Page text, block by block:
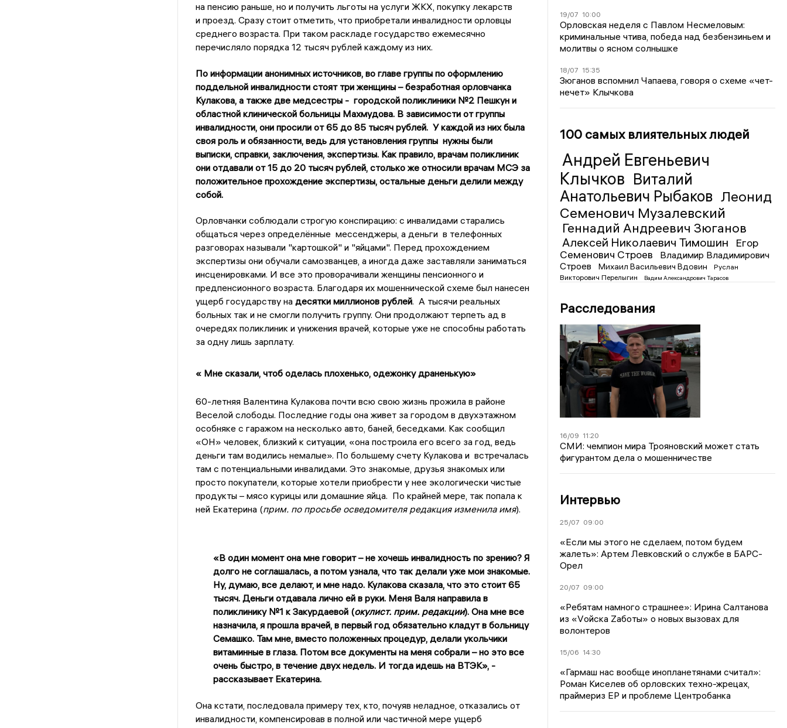
на пенсию раньше, но и получить льготы на услуги ЖКХ, покупку лекарств
и проезд. Сразу стоит отметить, что приобретали инвалидности орловцы
среднего возраста. При таком раскладе государство ежемесячно
перечисляло порядка 12 тысяч рублей каждому из них.
По информации анонимных источников, во главе группы по оформлению
поддельной инвалидности стоят три женщины – безработная орловчанка
Кулакова, а также две медсестры - городской поликлиники №2 Пешкун и
областной клинической больницы Махмудова. В зависимости от группы
инвалидности, они просили от 65 до 85 тысяч рублей. У каждой из них была
своя роль и обязанности, ведь для установления группы нужны были
выписки, справки, заключения, экспертизы. Как правило, врачам поликлиник
они отдавали от 15 до 20 тысяч рублей, столько же относили врачам МСЭ за
положительное прохождение экспертизы, остальные деньги делили между
собой.
Орловчанки соблюдали строгую конспирацию: с инвалидами старались
общаться через определённые мессенджеры, а деньги в телефонных
разговорах называли "картошкой" и "яйцами". Перед прохождением
экспертизы они обучали самозванцев, а иногда даже заставляли заниматься
инсценировками. И все это проворачивали женщины пенсионного и
предпенсионного возраста. Благодаря их мошеннической схеме был нанесен
ущерб государству на десятки миллионов рублей. А тысячи реальных
больных так и не смогли получить группу. Они продолжают терпеть ад в
очередях поликлиник и унижения врачей, которые уже не способны работать
за одну лишь зарплату.
« Мне сказали, чтоб оделась плохенько, одежонку драненькую»
60-летняя Валентина Кулакова почти всю свою жизнь прожила в районе
Веселой слободы. Последние годы она живет за городом в двухэтажном
особняке с гаражом на несколько авто, баней, беседками. Как сообщил
«ОН» человек, близкий к ситуации, «она построила его всего за год, ведь
деньги там водились немалые». По большему счету Кулакова и встречалась
там с потенциальными инвалидами. Это знакомые, друзья знакомых или
просто покупатели, которые хотели приобрести у нее экологически чистые
продукты – мясо курицы или домашние яйца. По крайней мере, так попала к
ней Екатерина (прим. по просьбе осведомителя редакция изменила имя).
«В один момент она мне говорит – не хочешь инвалидность по зрению? Я
долго не соглашалась, а потом узнала, что так делали уже мои знакомые.
Ну, думаю, все делают, и мне надо. Кулакова сказала, что это стоит 65
тысяч. Деньги отдавала лично ей в руки. Меня Валя направила в
поликлинику №1 к Закурдаевой (окулист. прим. редакции). Она мне все
назначила, я прошла врачей, в первый год обязательно кладут в больницу
Семашко. Там мне, вместо положенных процедур, делали укольчики
витаминные в глаза. Потом все документы на меня собрали – но это все
очень быстро, в течение двух недель. И тогда идешь на ВТЭК», -
рассказывает Екатерина.
Она кстати, последовала примеру тех, кто, почуяв неладное, отказались от
инвалидности, компенсировав в полной или частичной мере ущерб
19/07 10:00
Орловская неделя с Павлом Несмеловым:
криминальные чтива, победа над безбензиньем и
молитвы о ясном солнышке
18/07 15:35
Зюганов вспомнил Чапаева, говоря о схеме «чет-
нечет» Клычкова
100 самых влиятельных людей
Андрей Евгеньевич
Клычков Виталий
Анатольевич Рыбаков Леонид
Семенович Музалевский
Геннадий Андреевич Зюганов
Алексей Николаевич Тимошин
Егор
Семенович Строев
Владимир Владимирович
Строев
Михаил Васильевич Вдовин
Руслан
Викторович Перелыгин
Вадим Александрович Тарасов
Расследования
16/09 11:20
СМИ: чемпион мира Трояновский может стать
фигурантом дела о мошенничестве
Интервью
25/07 09:00
«Если мы этого не сделаем, потом будем
жалеть»: Артем Левковский о службе в БАРС-
Орел
20/07 09:00
«Ребятам намного страшнее»: Ирина Салтанова
из «Vойска Zаботы» о новых вызовах для
волонтеров
15/06 14:30
«Гармаш нас вообще инопланетянами считал»:
Роман Киселев об орловских техно-жрецах,
праймериз ЕР и проблеме Центробанка